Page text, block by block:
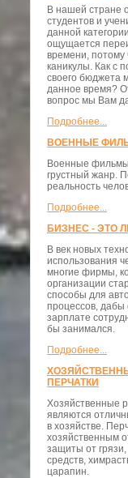
В нашей стране
студентов и
данной
ощущается
времени, потому
каникулы. Как с
своего бюджета
данное время?
вопрос мы Вам
Подробнее...
ВОЕННЫЕ
Военные
грустный жанр.
реальность
Подробнее...
БИЗНЕС - ЭТО
В век новых
использования
многие фирмы,
организации
способы для
процессов, дабы
зарплате
бы занимался.
Подробнее...
ПЕРЧАТКИ
Хозяйственные
являются
в хозяйстве.
хозяйственным
защиты от
средств,
царапин.